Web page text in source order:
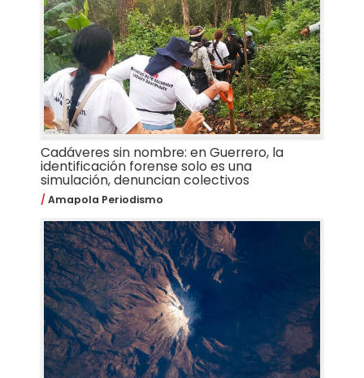
Cadáveres sin nombre: en Guerrero, la
identificación forense solo es una
simulación, denuncian colectivos
Amapola Periodismo